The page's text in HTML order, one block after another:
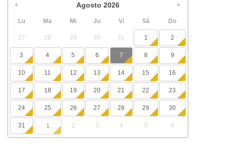
Agosto 2026
Lu Ma Mi Ju Vi Sá Do
27 28 29 30 31 1 2
3 4 5 6 7 8 9
10 11 12 13 14 15 16
17 18 19 20 21 22 23
24 25 26 27 28 29 30
31 1 2 3 4 5 6